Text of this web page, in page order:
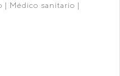
| Médico sanitario |